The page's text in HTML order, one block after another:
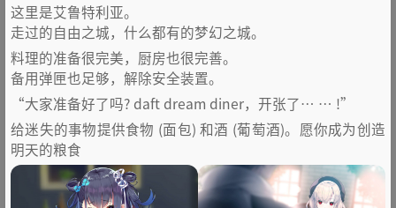
这里是艾鲁特利亚。
走过的自由之城，什么都有的梦幻之城。
料理的准备很完美，厨房也很完善。
备用弹匣也足够，解除安全装置。
“大家准备好了吗? daft dream diner，开张了… … !”
给迷失的事物提供食物 (面包) 和酒 (葡萄酒)。愿你成为创造
明天的粮食